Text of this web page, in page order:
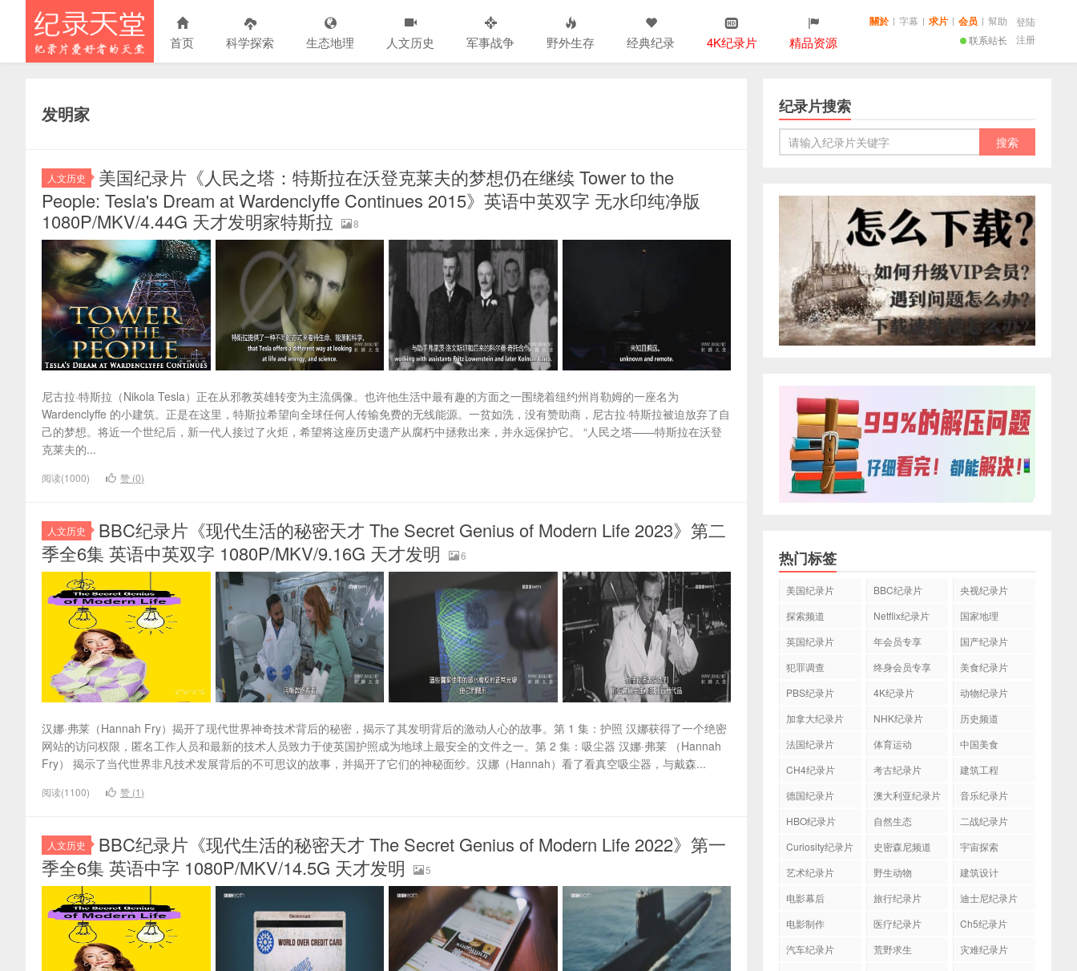
首页 科学探索 生态地理 人文历史 军事战争 野外生存 经典纪录 4K纪录片 精品资源 联系站长
關於 | 字幕 | 求片 | 会员 | 幫助
登陆
注册
发明家
人文历史
美国纪录片《人民之塔：特斯拉在沃登克莱夫的梦想仍在继续 Tower to the
People: Tesla's Dream at Wardenclyffe Continues 2015》英语中英双字 无水印纯净版
1080P/MKV/4.44G 天才发明家特斯拉
8
尼古拉·特斯拉（Nikola Tesla）正在从邪教英雄转变为主流偶像。也许他生活中最有趣的方面之一围绕着纽约州肖勒姆的一座名为
Wardenclyffe 的小建筑。正是在这里，特斯拉希望向全球任何人传输免费的无线能源。一贫如洗，没有赞助商，尼古拉·特斯拉被迫放弃了自
己的梦想。将近一个世纪后，新一代人接过了火炬，希望将这座历史遗产从腐朽中拯救出来，并永远保护它。 “人民之塔——特斯拉在沃登
克莱夫的...
阅读(1000) 赞 (0)
人文历史
BBC纪录片《现代生活的秘密天才 The Secret Genius of Modern Life 2023》第二
季全6集 英语中英双字 1080P/MKV/9.16G 天才发明
6
汉娜·弗莱（Hannah Fry）揭开了现代世界神奇技术背后的秘密，揭示了其发明背后的激动人心的故事。第 1 集：护照 汉娜获得了一个绝密
网站的访问权限，匿名工作人员和最新的技术人员致力于使英国护照成为地球上最安全的文件之一。第 2 集：吸尘器 汉娜·弗莱 （Hannah
Fry） 揭示了当代世界非凡技术发展背后的不可思议的故事，并揭开了它们的神秘面纱。汉娜（Hannah）看了看真空吸尘器，与戴森...
阅读(1100) 赞 (1)
人文历史
BBC纪录片《现代生活的秘密天才 The Secret Genius of Modern Life 2022》第一
季全6集 英语中字 1080P/MKV/14.5G 天才发明
5
纪录片搜索
热门标签
美国纪录片 BBC纪录片
央视纪录片
探索频道
Netflix纪录片
国家地理
英国纪录片
年会员专享
国产纪录片
犯罪调查
终身会员专享
美食纪录片
PBS纪录片
4K纪录片
动物纪录片
加拿大纪录片
NHK纪录片
历史频道
法国纪录片
体育运动
中国美食
CH4纪录片
考古纪录片
建筑工程
德国纪录片
澳大利亚纪录片
音乐纪录片
HBO纪录片
自然生态
二战纪录片
Curiosity纪录片
史密森尼频道
宇宙探索
艺术纪录片
野生动物
建筑设计
电影幕后
旅行纪录片
迪士尼纪录片
电影制作
医疗纪录片
Ch5纪录片
汽车纪录片
荒野求生
灾难纪录片